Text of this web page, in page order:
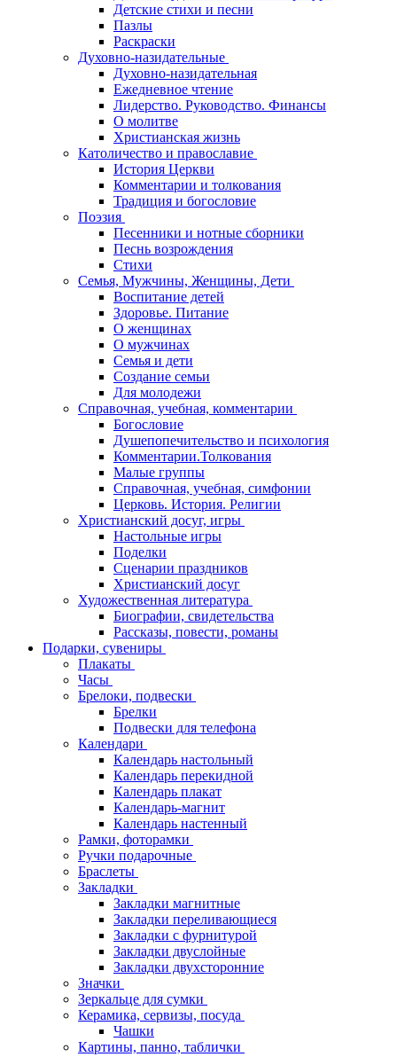
Детские стихи и песни
Пазлы
Раскраски
Духовно-назидательные
Духовно-назидательная
Ежедневное чтение
Лидерство. Руководство. Финансы
О молитве
Христианская жизнь
Католичество и православие
История Церкви
Комментарии и толкования
Традиция и богословие
Поэзия
Песенники и нотные сборники
Песнь возрождения
Стихи
Семья, Мужчины, Женщины, Дети
Воспитание детей
Здоровье. Питание
О женщинах
О мужчинах
Семья и дети
Создание семьи
Для молодежи
Справочная, учебная, комментарии
Богословие
Душепопечительство и психология
Комментарии.Толкования
Малые группы
Справочная, учебная, симфонии
Церковь. История. Религии
Христианский досуг, игры
Настольные игры
Поделки
Сценарии праздников
Христианский досуг
Художественная литература
Биографии, свидетельства
Рассказы, повести, романы
Подарки, сувениры
Плакаты
Часы
Брелоки, подвески
Брелки
Подвески для телефона
Календари
Календарь настольный
Календарь перекидной
Календарь плакат
Календарь-магнит
Календарь настенный
Рамки, фоторамки
Ручки подарочные
Браслеты
Закладки
Закладки магнитные
Закладки переливающиеся
Закладки с фурнитурой
Закладки двуслойные
Закладки двухсторонние
Значки
Зеркальце для сумки
Керамика, сервизы, посуда
Чашки
Картины, панно, таблички